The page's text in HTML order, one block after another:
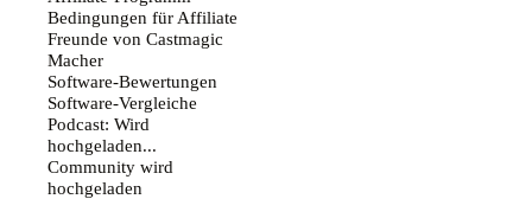
Bedingungen für Affiliate
Freunde von Castmagic
Macher
Software-Bewertungen
Software-Vergleiche
Podcast: Wird
hochgeladen...
Community wird
hochgeladen